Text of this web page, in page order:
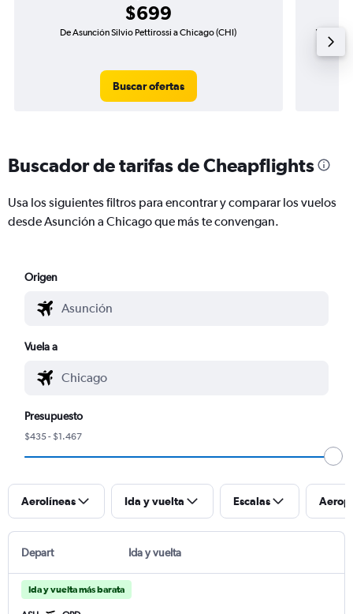
$699
De Asunción Silvio Pettirossi a Chicago (CHI)
Buscar ofertas
Vuelo
Buscador de tarifas de Cheapflights
Usa los siguientes filtros para encontrar y comparar los vuelos
desde Asunción a Chicago que más te convengan.
Origen
Vuela a
Presupuesto
$435 - $1.467
Aerolíneas Ida y vuelta Escalas
Depart Ida y vuelta
Ida y vuelta más barata